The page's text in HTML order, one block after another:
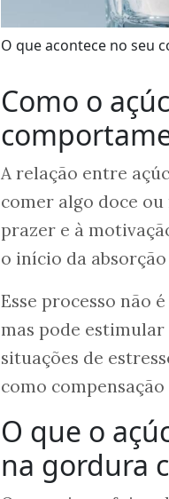
O que acontece no seu
Como o
A relação entre
comer algo doce
prazer e à
o início da
Esse processo não
mas pode
situações de
como
O que o
na gordura